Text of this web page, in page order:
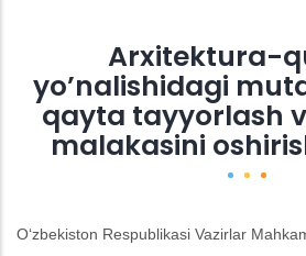
Arxitektura-
yo’nalishidagi
qayta tayyorlash
malakasini
O‘zbekiston Respublikasi Vazirlar